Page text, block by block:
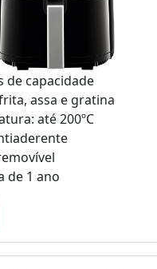
de capacidade
assa e gratina
até 200ºC
de 1 ano